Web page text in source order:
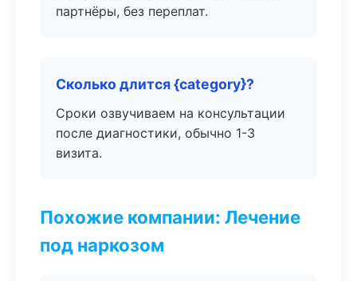
партнёры, без переплат.
Сколько длится {category}?
Сроки озвучиваем на консультации
после диагностики, обычно 1-3
визита.
Похожие компании: Лечение
под наркозом